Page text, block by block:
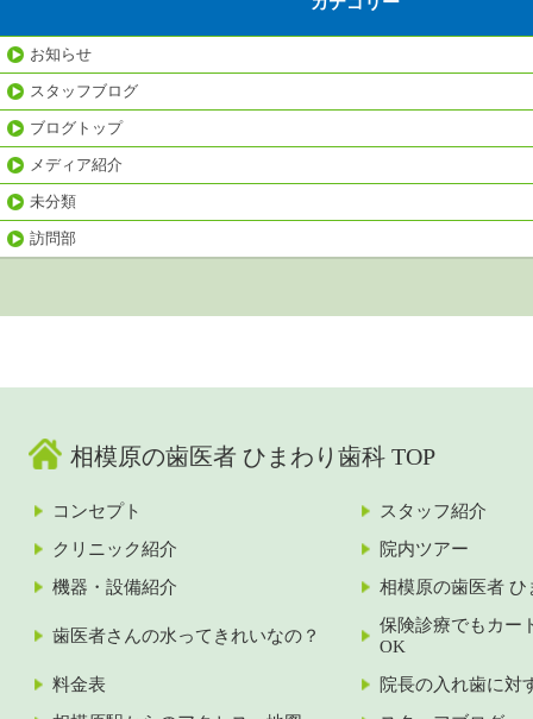
お知らせ
スタッフブログ
ブログトップ
メディア紹介
未分類
訪問部
相模原の歯医者 ひまわり歯科 TOP
コンセプト
スタッフ紹介
クリニック紹介
院内ツアー
機器・設備紹介
相模原の歯医者 ひ
歯医者さんの水ってきれいなの？
保険診療でもカー
OK
料金表
院長の入れ歯に対